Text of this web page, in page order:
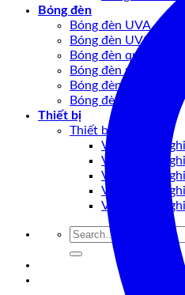
Bóng đèn
Bóng đèn UVA
Bóng đèn UVC
Bóng đèn quang học
Bóng đèn nội soi
Bóng đèn Ô TÔ
Bóng đèn khác
Thiết bị
Thiết bị may mặc
Vật tư thử
Vật tư thử
Vật tư thử
Vật tư thử
Vật tư thử
Search